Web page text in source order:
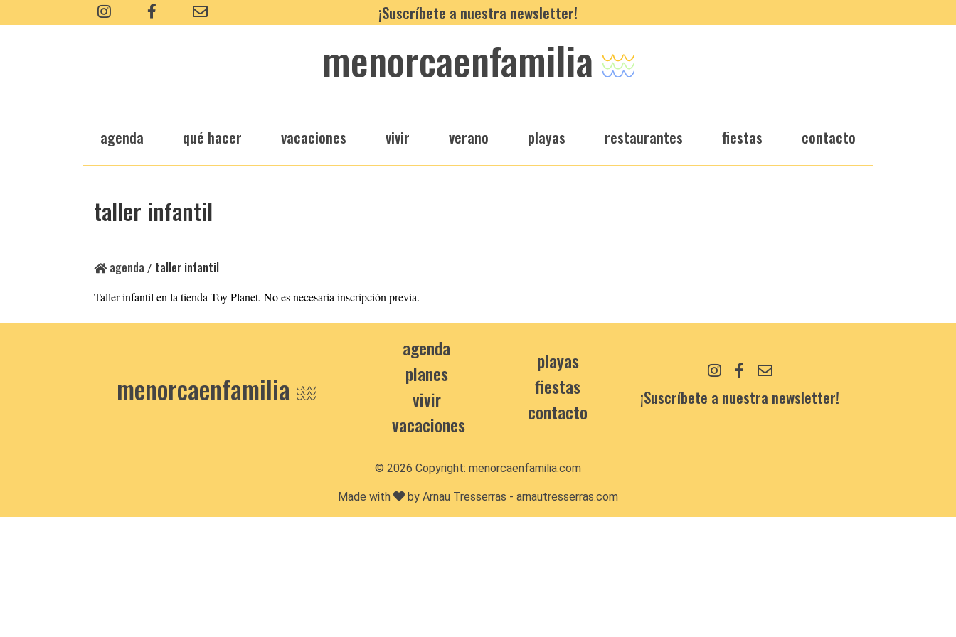
¡Suscríbete a nuestra newsletter!
menorcaenfamilia
agenda qué hacer vacaciones vivir verano playas restaurantes fiestas contacto
taller infantil
agenda / taller infantil
Taller infantil en la tienda Toy Planet. No es necesaria inscripción previa.
menorcaenfamilia
agenda
planes
vivir
vacaciones
playas
fiestas
contacto
¡Suscríbete a nuestra newsletter!
© 2026 Copyright: menorcaenfamilia.com
Made with by Arnau Tresserras - arnautresserras.com